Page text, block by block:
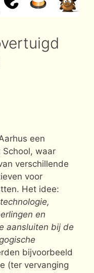
een
School, waar
verschillende
voor
Het idee:
en
aansluiten bij de
bijvoorbeeld
(ter vervanging